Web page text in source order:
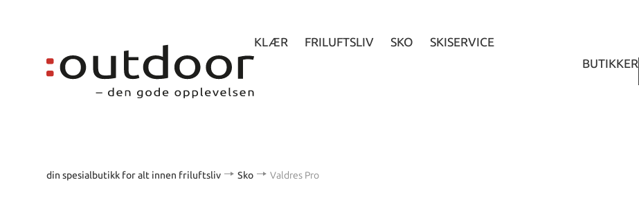
KLÆR FRILUFTSLIV SKO
SKISERVICE
BUTIKKER
din spesialbutikk for alt innen friluftsliv Sko Valdres Pro